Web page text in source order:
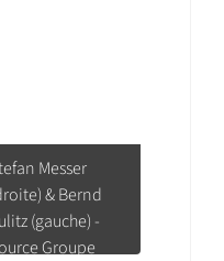
Messer
& Bernd
(gauche) -
Groupe